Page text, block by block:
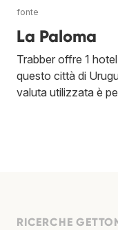
fonte
La Paloma
Trabber offre 1
questo città di
valuta utilizzata è
RICERCHE